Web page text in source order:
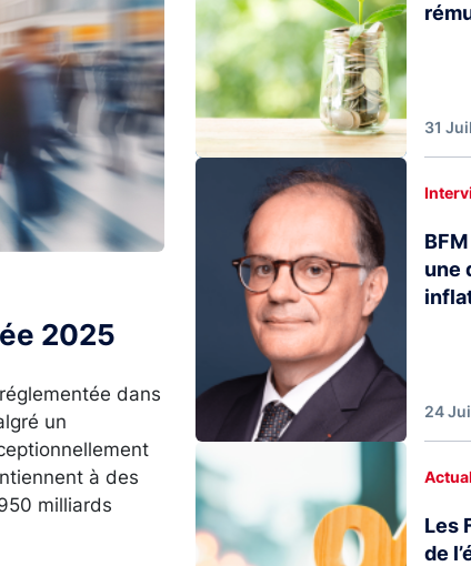
2025
dans
un
à des
milliards
31
une
24
Image
Les
de